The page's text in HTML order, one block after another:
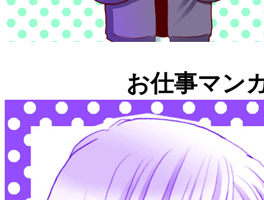
お仕事マン